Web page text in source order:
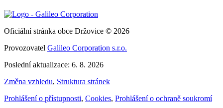
Oficiální stránka obce Držovice © 2026
Provozovatel Galileo Corporation s.r.o.
Poslední aktualizace: 6. 8. 2026
Změna vzhledu, Struktura stránek
Prohlášení o přístupnosti, Cookies, Prohlášení o ochraně soukromí